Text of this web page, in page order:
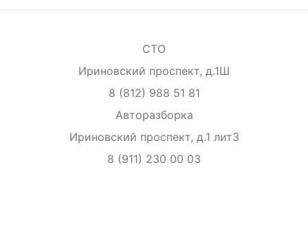
СТО
Ириновский проспект, д.1Ш
8 (812) 988 51 81
Авторазборка
Ириновский проспект, д.1 лит3
8 (911) 230 00 03